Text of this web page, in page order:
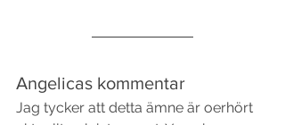
Angelicas kommentar
Jag tycker att detta ämne är oerhört